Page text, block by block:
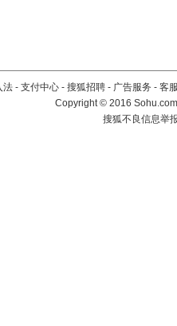
法 - 支付中心 - 搜狐招聘 - 广告服务 - 客
Copyright©2016
搜狐不良信息举